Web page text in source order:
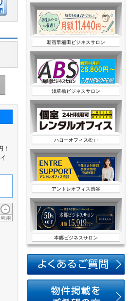
新宿早稲田ビジネスサロン
浅草橋ビジネスサロン
ハローオフィス松戸
アントレオフィス渋谷
本郷ビジネスサロン